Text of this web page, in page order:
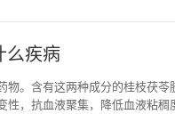
么疾病
物。含有这两种成分的桂枝茯
，抗血液聚集，降低血液粘稠